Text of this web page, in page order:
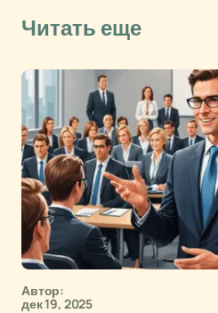
Читать еще
Автор:
дек 19, 2025